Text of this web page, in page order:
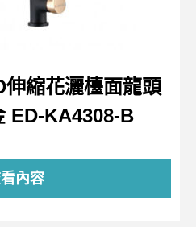
伸縮花灑檯面龍頭
ED-KA4308-B
內容